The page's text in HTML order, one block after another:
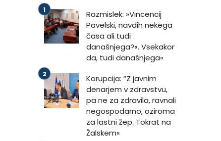
Razmislek: »Vincencij
Pavelski, navdih nekega
časa ali tudi
današnjega?«. Vsekakor
da, tudi današnjega«
Korupcija: “Z javnim
denarjem v zdravstvu,
pa ne za zdravila, ravnali
negospodarno, oziroma
za lastni žep. Tokrat na
Žalskem«